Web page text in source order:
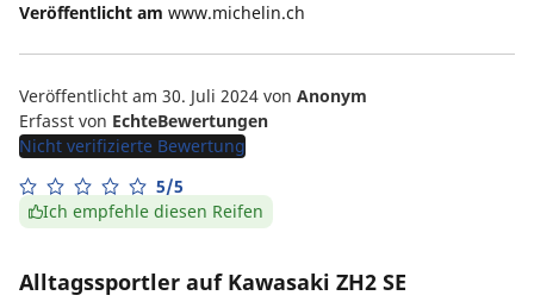
Veröffentlicht am www.michelin.ch
Veröffentlicht am 30. Juli 2024 von Anonym
Erfasst von EchteBewertungen
Nicht verifizierte Bewertung
5/5
Ich empfehle diesen Reifen
Alltagssportler auf Kawasaki ZH2 SE